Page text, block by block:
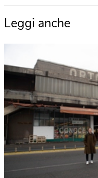
Leggi anche